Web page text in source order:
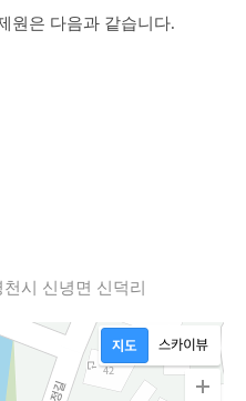
원은 다음과 같습니다.
시 신녕면 신덕리